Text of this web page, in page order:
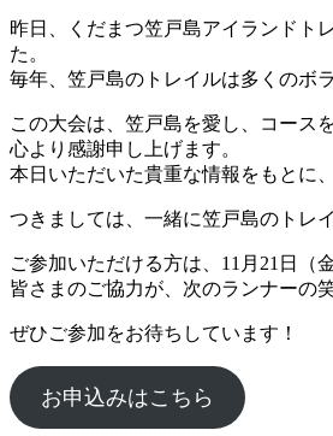
昨日、くだまつ笠戸島アイランドト
た。
毎年、笠戸島のトレイルは多くのボ
この大会は、笠戸島を愛し、コース
心より感謝申し上げます。
本日いただいた貴重な情報をもとに
つきましては、一緒に笠戸島のトレ
ご参加いただける方は、11月21日（
皆さまのご協力が、次のランナーの
ぜひご参加をお待ちしています！
お申込みはこちら